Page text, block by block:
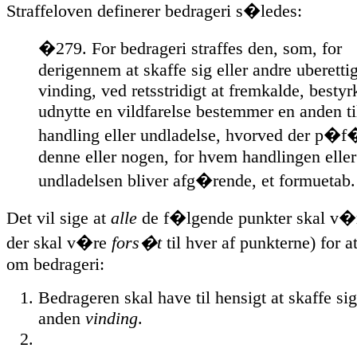
Straffeloven definerer bedrageri s�ledes:
�279. For bedrageri straffes den, som, for
derigennem at skaffe sig eller andre
vinding, ved retsstridigt at fremkalde,
udnytte en vildfarelse bestemmer en anden
handling eller undladelse, hvorved der
denne eller nogen, for hvem handlingen eller
undladelsen bliver afg�rende, et formuetab.
Det vil sige at alle de f�lgende punkter skal
der skal v�re fors�ttil hver af punkterne) for
om bedrageri:
Bedrageren skal have til hensigt at skaffe
anden vinding.